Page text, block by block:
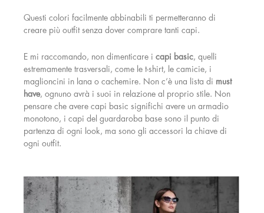
Questi colori facilmente abbinabili ti permetteranno di
creare più outfit senza dover comprare tanti capi.
E mi raccomando, non dimenticare i capi basic, quelli
estremamente trasversali, come le t-shirt, le camicie, i
maglioncini in lana o cachemire. Non c’è una lista di must
have, ognuno avrà i suoi in relazione al proprio stile. Non
pensare che avere capi basic significhi avere un armadio
monotono, i capi del guardaroba base sono il punto di
partenza di ogni look, ma sono gli accessori la chiave di
ogni outfit.